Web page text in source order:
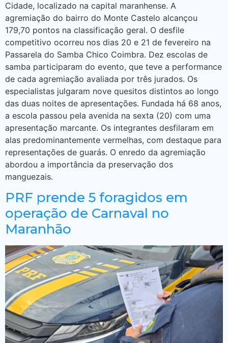
Cidade, localizado na capital maranhense. A
agremiação do bairro do Monte Castelo alcançou
179,70 pontos na classificação geral. O desfile
competitivo ocorreu nos dias 20 e 21 de fevereiro na
Passarela do Samba Chico Coimbra. Dez escolas de
samba participaram do evento, que teve a performance
de cada agremiação avaliada por três jurados. Os
especialistas julgaram nove quesitos distintos ao longo
das duas noites de apresentações. Fundada há 68 anos,
a escola passou pela avenida na sexta (20) com uma
apresentação marcante. Os integrantes desfilaram em
alas predominantemente vermelhas, com destaque para
representações de guarás. O enredo da agremiação
abordou a importância da preservação dos
manguezais.
PRF prende 5 foragidos em
operação de Carnaval no
Maranhão